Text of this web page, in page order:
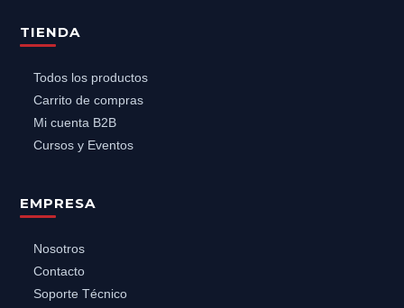
TIENDA
Todos los productos
Carrito de compras
Mi cuenta B2B
Cursos y Eventos
EMPRESA
Nosotros
Contacto
Soporte Técnico